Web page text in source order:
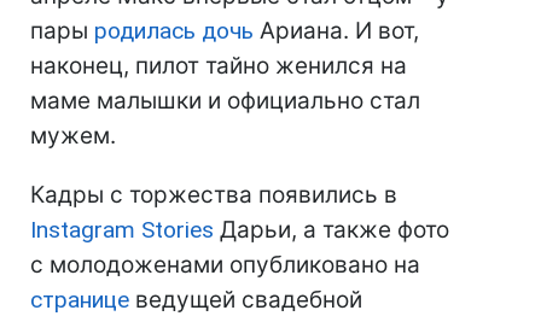
пары родилась дочь Ариана. И вот,
наконец, пилот тайно женился на
маме малышки и официально стал
мужем.
Кадры с торжества появились в
Instagram Stories Дарьи, а также фото
с молодоженами опубликовано на
странице ведущей свадебной